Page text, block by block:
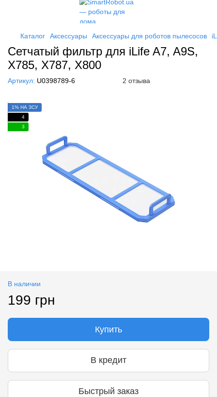
Каталог Аксессуары Аксессуары для роботов пылесосов
Сетчатый фильтр для iLife A7, A9S,
X785, X787, X800
Артикул: U0398789-6 2 отзыва
1% НА ЗСУ
4
3
В наличии
199 грн
Купить
В кредит
Быстрый заказ